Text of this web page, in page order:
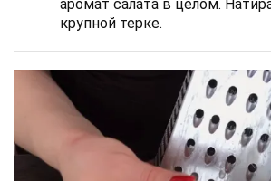
аромат салата в целом.
крупной терке.